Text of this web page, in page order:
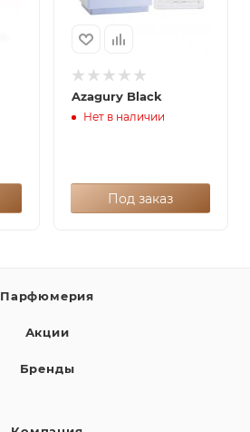
Azagury Black
Нет в наличии
Под заказ
Парфюмерия
Акции
Бренды